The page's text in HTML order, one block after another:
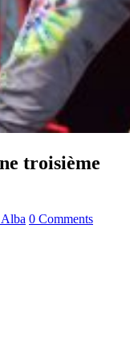
troisième
0 Comments